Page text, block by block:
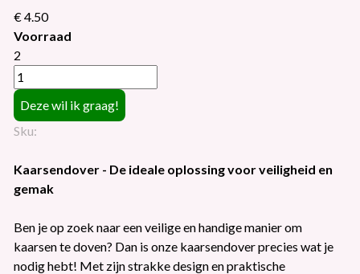
€ 4.50
Voorraad
2
Sku:
Kaarsendover - De ideale oplossing voor veiligheid en
gemak
Ben je op zoek naar een veilige en handige manier om
kaarsen te doven? Dan is onze kaarsendover precies wat je
nodig hebt! Met zijn strakke design en praktische